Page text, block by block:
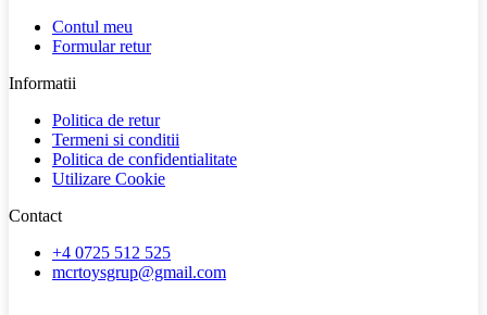
Contul meu
Formular retur
Informatii
Politica de retur
Termeni si conditii
Politica de confidentialitate
Utilizare Cookie
Contact
+4 0725 512 525
mcrtoysgrup@gmail.com